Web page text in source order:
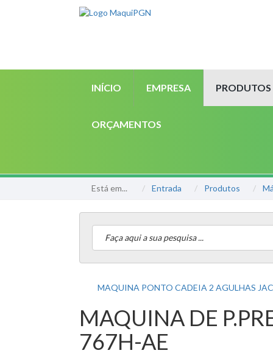
INÍCIO EMPRESA PRODUTOS
ORÇAMENTOS
Está em... Entrada Produtos
MAQUINA PONTO CADEIA 2 AGULHAS
MAQUINA DE
767H-AE